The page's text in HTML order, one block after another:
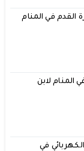
القدم في المنام
المنام لابن
في